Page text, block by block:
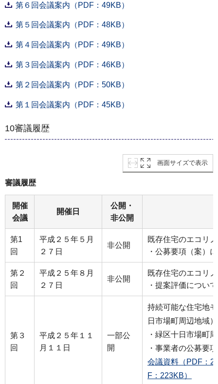
第６回会議案内（PDF：49KB）
第５回会議案内（PDF：48KB）
第４回会議案内（PDF：49KB）
第３回会議案内（PDF：46KB）
第２回会議案内（PDF：50KB）
第１回会議案内（PDF：45KB）
10審議履歴
画面サイズで表示
審議履歴
開催
会議
開催日
公開・
非公開
第1
回
平成２５年５月
２７日
非公開
既存住宅のエコリ
・公募要項（案）
第２
回
平成２５年８月
２７日
非公開
既存住宅のエコリ
・提案評価につい
第３
回
平成２５年１１
月１１日
一部公
開
持続可能な住宅地
日市場町周辺地域）
・緑区十日市場町
・事業者の公募要
会議資料（PDF：
F：223KB）